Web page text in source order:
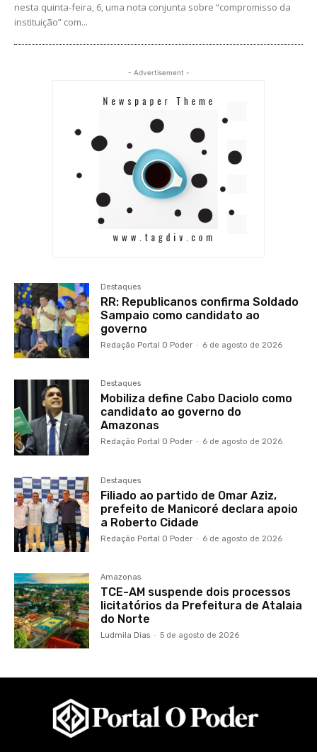
nesta quinta-feira, 6, uma nota conjunta sobre “compromisso da
instituição” com...
- Advertisement -
Destaques
RR: Republicanos confirma Soldado
Sampaio como candidato ao
governo
Redação Portal O Poder - 6 de agosto de 2026
Destaques
Mobiliza define Cabo Daciolo como
candidato ao governo do
Amazonas
Redação Portal O Poder - 6 de agosto de 2026
Destaques
Filiado ao partido de Omar Aziz,
prefeito de Manicoré declara apoio
a Roberto Cidade
Redação Portal O Poder - 6 de agosto de 2026
Amazonas
TCE-AM suspende dois processos
licitatórios da Prefeitura de Atalaia
do Norte
Ludmila Dias - 5 de agosto de 2026